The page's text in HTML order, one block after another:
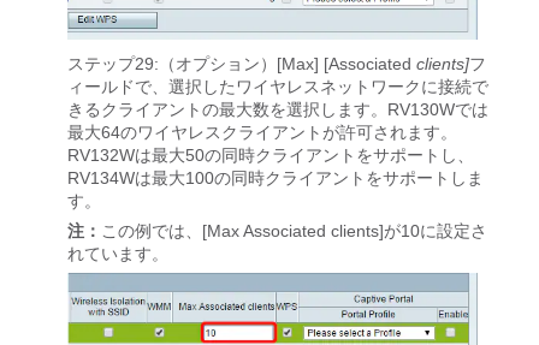
ステップ29:（オプション）[Max] [Associated clients]フ
ィールドで、選択したワイヤレスネットワークに接続で
きるクライアントの最大数を選択します。RV130Wでは
最大64のワイヤレスクライアントが許可されます。
RV132Wは最大50の同時クライアントをサポートし、
RV134Wは最大100の同時クライアントをサポートしま
す。
注： この例では、[Max Associated clients]が10に設定さ
れています。